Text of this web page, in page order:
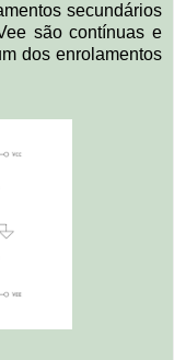
secundários
são contínuas e
dos enrolamentos